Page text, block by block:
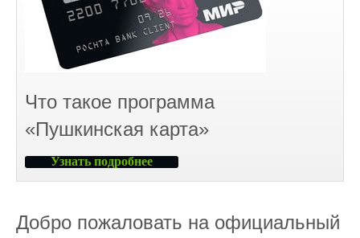
Что такое программа
«Пушкинская карта»
Узнать подробнее
Добро пожаловать на официальный